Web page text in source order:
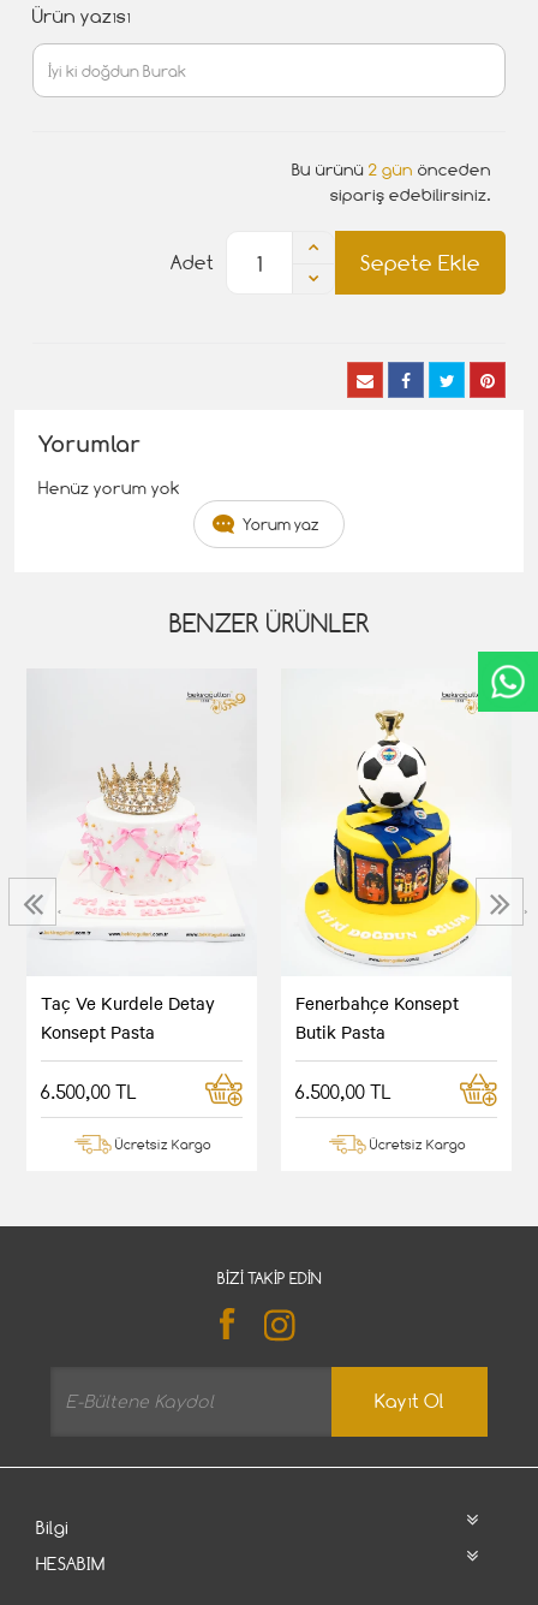
Ürün yazısı
Bu ürünü 2 gün önceden
sipariş edebilirsiniz.
Sepete Ekle
Adet
Yorumlar
Henüz yorum yok
Yorum yaz
BENZER ÜRÜNLER
Taç Ve Kurdele Detay
Konsept Pasta
6.500,00 TL
Ücretsiz Kargo
Fenerbahçe Konsept
Butik Pasta
6.500,00 TL
Ücretsiz Kargo
‹ ›
BIZI TAKIP EDIN
Kayıt Ol
Bilgi
HESABIM